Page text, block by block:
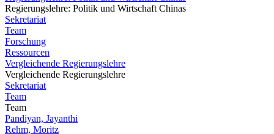
Regierungslehre: Politik und Wirtschaft Chinas
Sekretariat
Team
Forschung
Ressourcen
Vergleichende Regierungslehre
Vergleichende Regierungslehre
Sekretariat
Team
Team
Pandiyan, Jayanthi
Rehm, Moritz